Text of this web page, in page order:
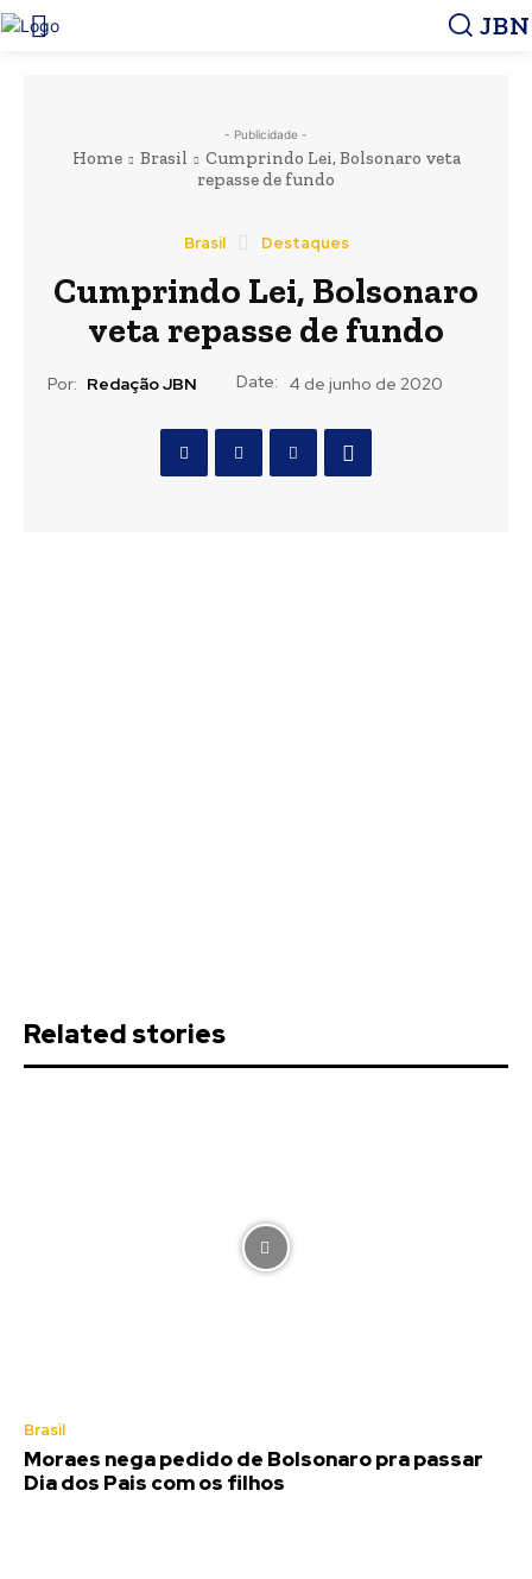
JBN
- Publicidade -
Home Brasil
Cumprindo Lei, Bolsonaro veta
repasse de fundo
Brasil Destaques
Cumprindo Lei, Bolsonaro
veta repasse de fundo
Por: Redação JBN Date: 4 de junho de 2020
Related stories
Brasil
Moraes nega pedido de Bolsonaro pra passar
Dia dos Pais com os filhos